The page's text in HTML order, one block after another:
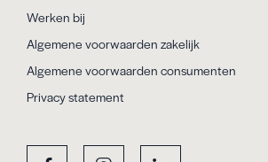
Werken bij
Algemene voorwaarden zakelijk
Algemene voorwaarden consumenten
Privacy statement